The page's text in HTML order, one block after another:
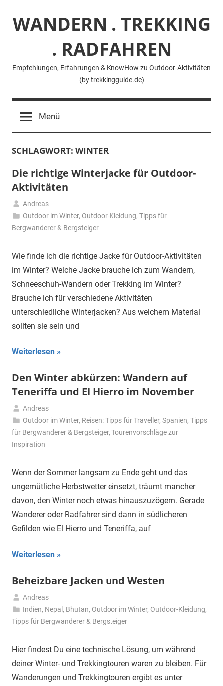
Inhalt
springenWANDERN . TREKKING
. RADFAHREN
Empfehlungen, Erfahrungen & KnowHow zu Outdoor-Aktivitäten
(by trekkingguide.de)
Menü
SCHLAGWORT: WINTER
Die richtige Winterjacke für Outdoor-
Aktivitäten
9.
Dezember
Andreas
Outdoor im Winter, Outdoor-Kleidung,Tipps für
Bergwanderer & Bergsteiger
Wie finde ich die richtige Jacke für Outdoor-Aktivitäten
im Winter? Welche Jacke brauche ich zum Wandern,
Schneeschuh-Wandern oder Trekking im Winter?
Brauche ich für verschiedene Aktivitäten
unterschiedliche Winterjacken? Aus welchem Material
sollten sie sein und
Weiterlesen
Den Winter abkürzen: Wandern auf
Teneriffa und El Hierro im November
27.
November
2024
Andreas
Outdoor im Winter, Reisen: Tipps für Traveller,Spanien,Tipps
für Bergwanderer & Bergsteiger, Tourenvorschläge zur
Inspiration
Wenn der Sommer langsam zu Ende geht und das
ungemütliche Herbstwetter einsetzt, träumt mancher
davon, den Winter noch etwas hinauszuzögern. Gerade
Wanderer oder Radfahrer sind dann in südlicheren
Gefilden wie El Hierro und Teneriffa, auf
Weiterlesen
Beheizbare Jacken und Westen
21.
April
Andreas
Indien, Nepal, Bhutan, Outdoor im Winter, Outdoor-Kleidung,
Tipps für Bergwanderer & Bergsteiger
Hier findest Du eine technische Lösung, um während
deiner Winter- und Trekkingtouren waren zu bleiben. Für
Wanderungen und Trekkingtouren ergibt es unter